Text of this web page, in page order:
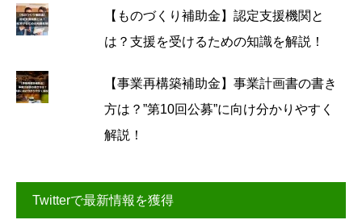
【ものづくり補助金】認定支援機関と
は？支援を受けるための知識を解説！
【事業再構築補助金】事業計画書の書き
方は？”第10回公募”に向け分かりやすく
解説！
Twitterで最新情報を獲得